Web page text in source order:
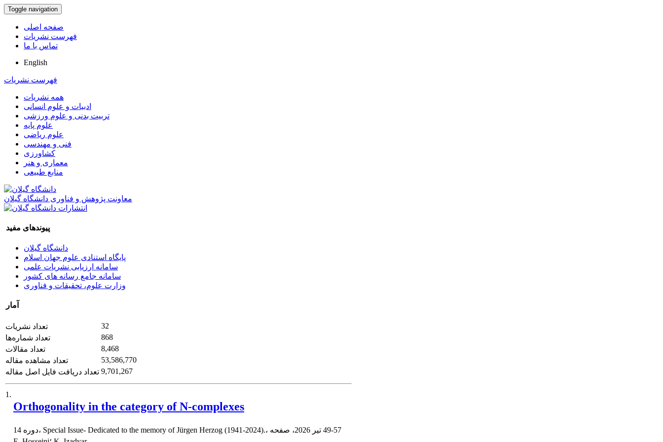
Toggle navigation
صفحه اصلی
فهرست نشریات
تماس با ما
English
فهرست نشریات
همه نشریات
ادبیات و علوم انسانی
تربیت بدنی و علوم ورزشی
علوم پایه
علوم ریاضی
فنی و مهندسی
کشاورزی
معماری و هنر
منابع طبیعی
معاونت پژوهش و فناوری دانشگاه گیلان
پیوندهای مفید
دانشگاه گیلان
پایگاه استنادی علوم جهان اسلام
سامانه ارزیابی نشریات علمی
سامانه جامع رسانه های کشور
وزارت علوم، تحقیقات و فناوری
آمار
تعداد نشریات
32
تعداد شماره‌ها
868
تعداد مقالات
8,468
تعداد مشاهده مقاله
53,586,770
تعداد دریافت فایل اصل مقاله 9,701,267
1.
Orthogonality in the category of N-complexes
49-57